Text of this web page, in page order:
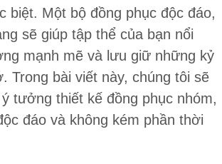
biệt. Một bộ đồng phục độc đáo,
sẽ giúp tập thể của bạn nổi
mạnh mẽ và lưu giữ những kỷ
Trong bài viết này, chúng tôi sẽ
tưởng thiết kế đồng phục nhóm,
đáo và không kém phần thời